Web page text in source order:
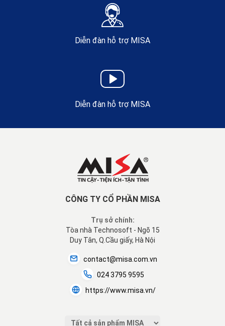
Diễn đàn hỗ trợ MISA
Diễn đàn hỗ trợ MISA
CÔNG TY CỔ PHẦN MISA
Trụ sở chính:
Tòa nhà Technosoft - Ngõ 15
Duy Tân, Q.Cầu giấy, Hà Nội
contact@misa.com.vn
024 3795 9595
https://www.misa.vn/